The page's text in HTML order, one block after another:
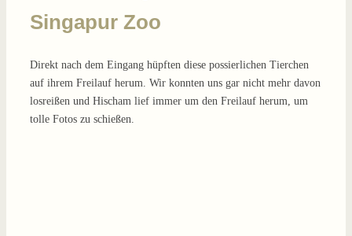
Singapur Zoo
Direkt nach dem Eingang hüpften diese possierlichen Tierchen
auf ihrem Freilauf herum. Wir konnten uns gar nicht mehr davon
losreißen und Hischam lief immer um den Freilauf herum, um
tolle Fotos zu schießen.